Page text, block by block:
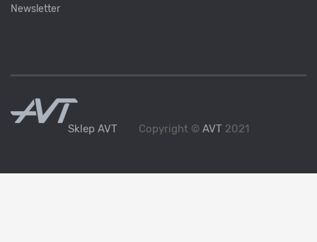
Newsletter
Sklep AVT Copyright © AVT 2021